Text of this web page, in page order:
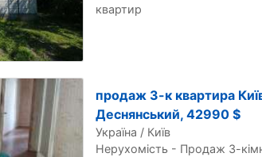
квартир
продаж 3-к квартира
Деснянський, 42990 $
Україна / Київ
Нерухомість - Продаж 3-